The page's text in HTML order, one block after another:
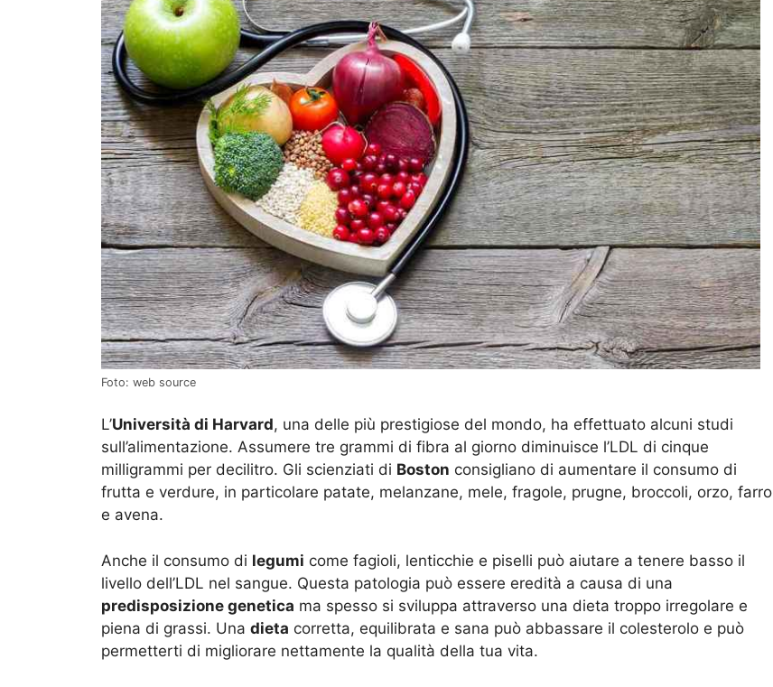
Foto: web source
L’Università di Harvard, una delle più prestigiose del mondo, ha effettuato alcuni studi
sull’alimentazione. Assumere tre grammi di fibra al giorno diminuisce l’LDL di cinque
milligrammi per decilitro. Gli scienziati di Boston consigliano di aumentare il consumo di
frutta e verdure, in particolare patate, melanzane, mele, fragole, prugne, broccoli, orzo, farro
e avena.
Anche il consumo di legumi come fagioli, lenticchie e piselli può aiutare a tenere basso il
livello dell’LDL nel sangue. Questa patologia può essere eredità a causa di una
predisposizione genetica ma spesso si sviluppa attraverso una dieta troppo irregolare e
piena di grassi. Una dieta corretta, equilibrata e sana può abbassare il colesterolo e può
permetterti di migliorare nettamente la qualità della tua vita.